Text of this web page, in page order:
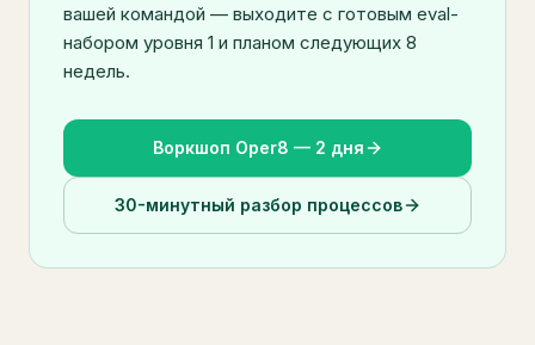
вашей командой — выходите с готовым eval-
набором уровня 1 и планом следующих 8
недель.
Воркшоп Oper8 — 2 дня
30-минутный разбор процессов